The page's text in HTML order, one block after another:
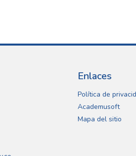
Enlaces
Política de
Academusoft
Mapa del sitio